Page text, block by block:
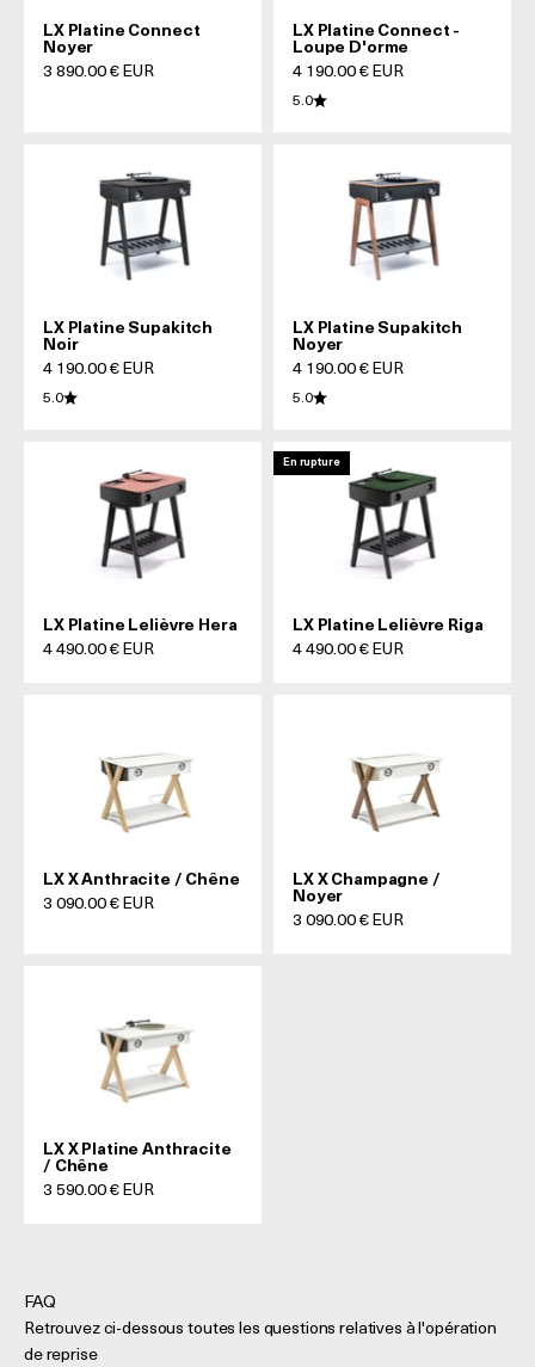
LX Platine Connect
Noyer
Prix de vente
3 890.00 € EUR
LX Platine Connect -
Loupe D'orme
Prix de vente
4 190.00 € EUR
5.0
LX Platine Supakitch
Noir
Prix de vente
4 190.00 € EUR
5.0
LX Platine Supakitch
Noyer
Prix de vente
4 190.00 € EUR
5.0
LX Platine Lelièvre Hera
Prix de vente
4 490.00 € EUR
En rupture
LX Platine Lelièvre Riga
Prix de vente
4 490.00 € EUR
LX X Anthracite / Chêne
Prix de vente
3 090.00 € EUR
LX X Champagne /
Noyer
Prix de vente
3 090.00 € EUR
LX X Platine Anthracite
/ Chêne
Prix de vente
3 590.00 € EUR
FAQ
Retrouvez ci-dessous toutes les questions relatives à l'opération
de reprise